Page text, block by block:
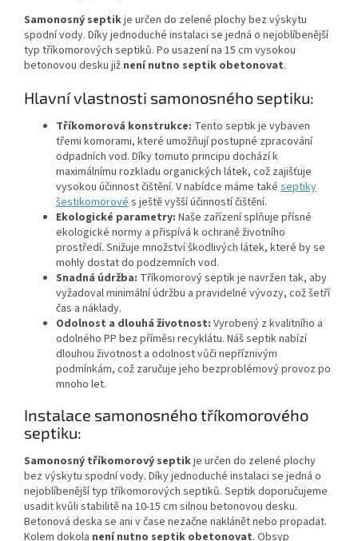
Samonosný septikje určen do zelené plochy bez výskytu
spodní vody. Díky jednoduché instalaci se jedná o nejoblíbenější
typ tříkomorových septiků. Po usazení na 15 cm vysokou
betonovou desku již není nutno septik obetonovat.
Hlavní vlastnosti samonosného septiku:
Tříkomorová konstrukce: Tento septik je vybaven
třemi komorami, které umožňují postupné zpracování
odpadních vod. Díky tomuto principu dochází k
maximálnímu rozkladu organických látek, což zajišťuje
vysokou účinnost čištění. V nabídce máme také septiky
šestikomorovés ještě vyšší účinností čištění.
Ekologické parametry: Naše zařízení splňuje přísné
ekologické normy a přispívá k ochraně životního
prostředí. Snižuje množství škodlivých látek, které by se
mohly dostat do podzemních vod.
Snadná údržba: Tříkomorový septik je navržen tak, aby
vyžadoval minimální údržbu a pravidelné vývozy, což šetří
čas a náklady.
Odolnost a dlouhá životnost: Vyrobený z kvalitního a
odolného PP bez příměsi recyklátu. Náš septik nabízí
dlouhou životnost a odolnost vůči nepříznivým
podmínkám, což zaručuje jeho bezproblémový provoz po
mnoho let.
Instalace samonosného tříkomorového
septiku:
Samonosný tříkomorový septikje určen do zelené plochy
bez výskytu spodní vody. Díky jednoduché instalaci se jedná o
nejoblíbenější typ tříkomorových septiků. Septik doporučujeme
usadit kvůli stabilitě na 10-15 cm silnou betonovou desku.
Betonová deska se ani v čase nezačne naklánět nebo propadat.
Kolem dokola není nutno septik obetonovat. Obsyp